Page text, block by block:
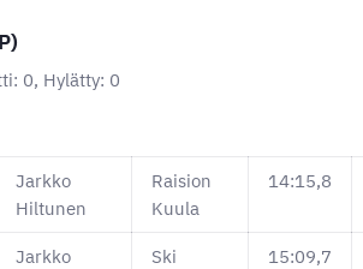
0, Hylätty: 0
Jarkko
Hiltunen
Raision
Kuula
14:15,8
Jarkko
Ski
15:09,7